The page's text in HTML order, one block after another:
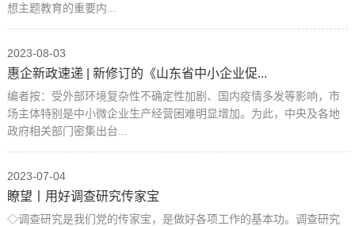
想主题教育的重要内...
2023-08-03
惠企新政速递 | 新修订的《山东省中小企业促...
编者按：受外部环境复杂性不确定性加剧、国内疫情多发等影响，市
场主体特别是中小微企业生产经营困难明显增加。为此，中央及各地
政府相关部门密集出台...
2023-07-04
瞭望丨用好调查研究传家宝
◇调查研究是我们党的传家宝，是做好各项工作的基本功。调查研究